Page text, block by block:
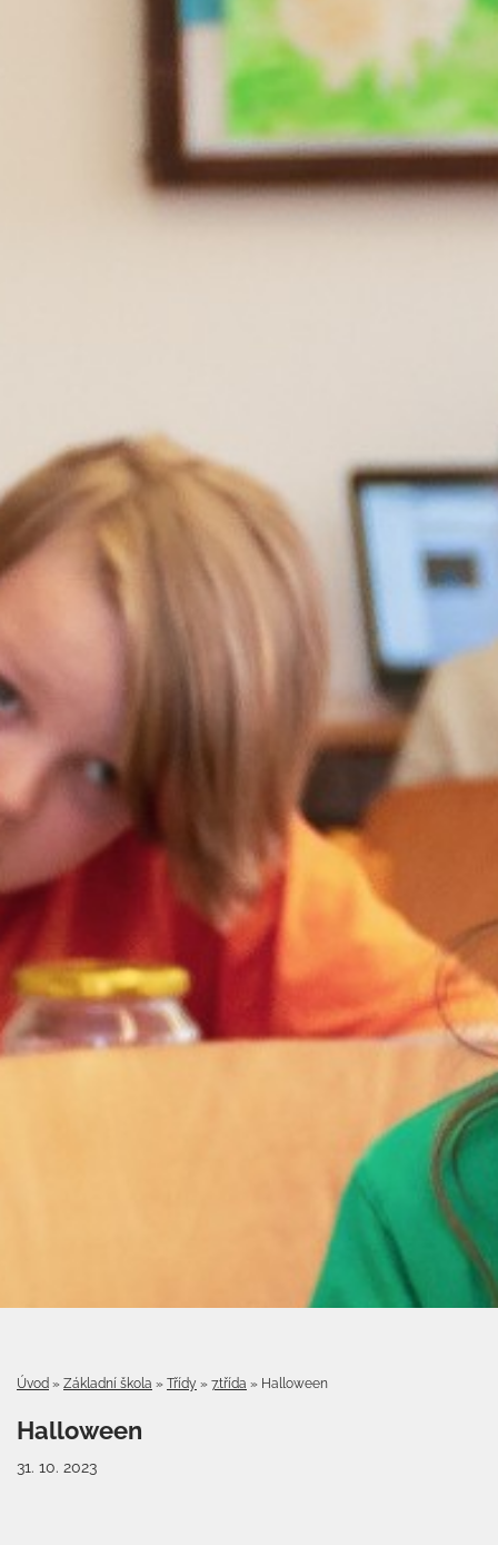
Úvod » Základní škola » Třídy » 7.třída » Halloween
Halloween
31. 10. 2023